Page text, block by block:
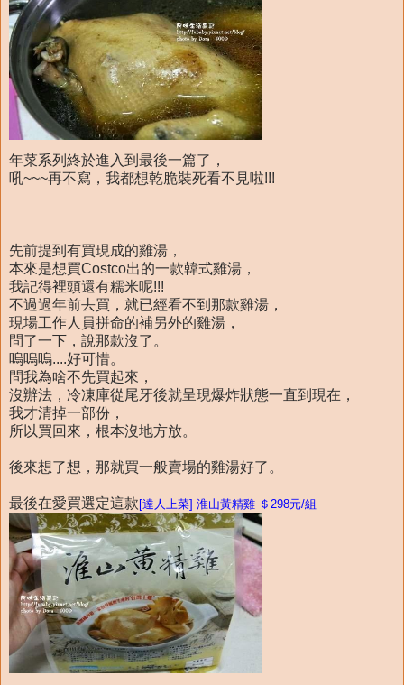
年菜系列終於進入到最後一篇了，
吼~~~再不寫，我都想乾脆裝死看不見啦!!!
先前提到有買現成的雞湯，
本來是想買Costco出的一款韓式雞湯，
我記得裡頭還有糯米呢!!!
不過過年前去買，就已經看不到那款雞湯，
現場工作人員拼命的補另外的雞湯，
問了一下，說那款沒了。
嗚嗚嗚....好可惜。
問我為啥不先買起來，
沒辦法，冷凍庫從尾牙後就呈現爆炸狀態一直到現在，
我才清掉一部份，
所以買回來，根本沒地方放。
後來想了想，那就買一般賣場的雞湯好了。
最後在愛買選定這款 [達人上菜] 淮山黃精雞 ＄298元/組